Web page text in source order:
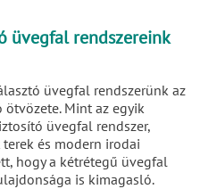
üvegfal rendszereink
üvegfal rendszerünk az
Mint az egyik
üvegfal rendszer,
és modern irodai
hogy a kétrétegű üvegfal
is kimagasló.